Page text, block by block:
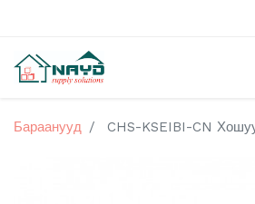
Бараанууд CHS-KSEIBI-CN